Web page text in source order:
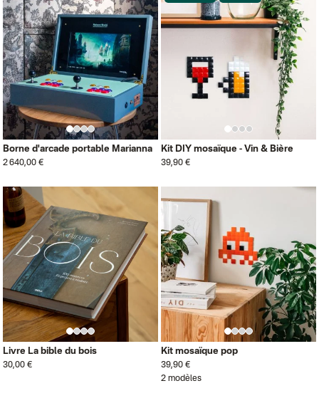
Borne d'arcade portable Marianna
2 640,00 €
Kit DIY mosaïque - Vin & Bière
39,90 €
Livre La bible du bois
30,00 €
Kit mosaïque pop
39,90 €
2 modèles